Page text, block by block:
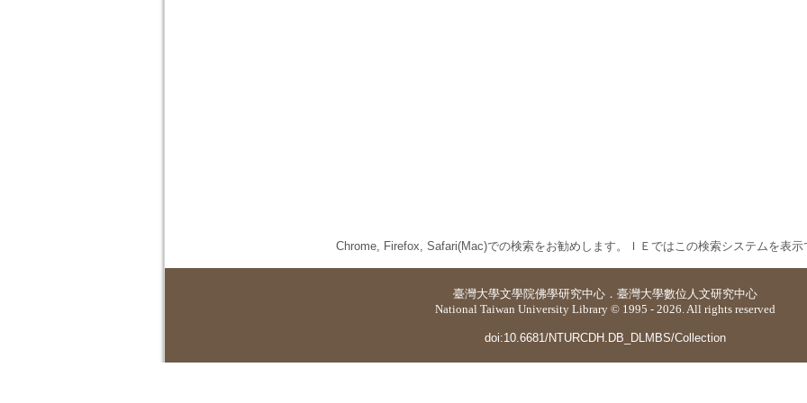
Chrome, Firefox, Safari(Mac)での検索をお勧めします。ＩＥではこの検索システムを表示
臺灣大學文學院佛學研究中心 ． 臺灣大學數位人文研究中心
National Taiwan University Library © 1995 - 2026. All rights reserved
doi:10.6681/NTURCDH.DB_DLMBS/Collection